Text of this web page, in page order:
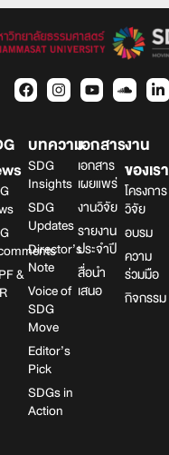
&
บทความ
SDG
Insights
SDG
Updates
Director’s
Note
Voice of
SDG
Move
Editor’s
Pick
SDGs in
Action
เอกสาร
เอกสาร
เผยแพร่
งานวิจัย
รายงาน
ประจำปี
สื่อนำ
เสนอ
งาน
ของเรา
โครงการ
วิจัย
อบรม
ความ
ร่วมมือ
กิจกรรม